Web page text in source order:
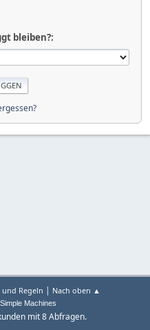
bleiben?:
Regeln | Nach oben ▲
Simple Machines
mit 8 Abfragen.